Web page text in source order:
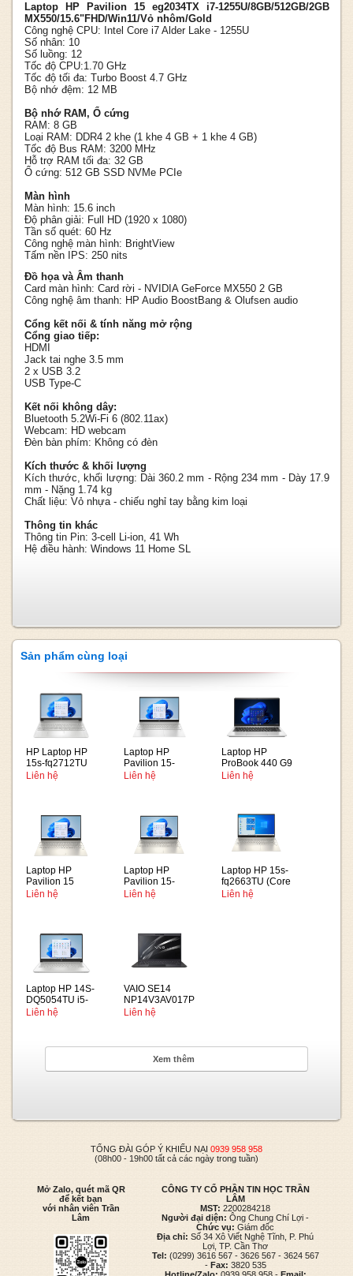
Laptop HP Pavilion 15 eg2034TX i7-1255U/8GB/512GB/2GB
MX550/15.6"FHD/Win11/Vỏ nhôm/Gold
Công nghệ CPU: Intel Core i7 Alder Lake - 1255U
Số nhân: 10
Số luồng: 12
Tốc độ CPU:1.70 GHz
Tốc độ tối đa: Turbo Boost 4.7 GHz
Bộ nhớ đệm: 12 MB
Bộ nhớ RAM, Ổ cứng
RAM: 8 GB
Loại RAM: DDR4 2 khe (1 khe 4 GB + 1 khe 4 GB)
Tốc độ Bus RAM: 3200 MHz
Hỗ trợ RAM tối đa: 32 GB
Ổ cứng: 512 GB SSD NVMe PCIe
Màn hình
Màn hình: 15.6 inch
Độ phân giải: Full HD (1920 x 1080)
Tần số quét: 60 Hz
Công nghệ màn hình: BrightView
Tấm nền IPS: 250 nits
Đồ họa và Âm thanh
Card màn hình: Card rời - NVIDIA GeForce MX550 2 GB
Công nghệ âm thanh: HP Audio BoostBang & Olufsen audio
Cổng kết nối & tính năng mở rộng
Cổng giao tiếp:
HDMI
Jack tai nghe 3.5 mm
2 x USB 3.2
USB Type-C
Kết nối không dây:
Bluetooth 5.2Wi-Fi 6 (802.11ax)
Webcam: HD webcam
Đèn bàn phím: Không có đèn
Kích thước & khối lượng
Kích thước, khối lượng: Dài 360.2 mm - Rộng 234 mm - Dày 17.9
mm - Nặng 1.74 kg
Chất liệu: Vỏ nhựa - chiếu nghỉ tay bằng kim loại
Thông tin khác
Thông tin Pin: 3-cell Li-ion, 41 Wh
Hệ điều hành: Windows 11 Home SL
Sản phẩm cùng loại
HP Laptop HP
15s-fq2712TU
(i3-1115G4/RAM
Liên hệ
Laptop HP
Pavilion 15-
eg2081TU i5-
Liên hệ
Laptop HP
ProBook 440 G9
(6M0X2PA) i5-
Liên hệ
Laptop HP
Pavilion 15
eg2034TX i7-
Liên hệ
Laptop HP
Pavilion 15-
eg2035TX I5
Liên hệ
Laptop HP 15s-
fq2663TU (Core
i3-1115G4 | 4GB
Liên hệ
Laptop HP 14S-
DQ5054TU i5-
1235U | 8GB |
HD | Win 11
Liên hệ
VAIO SE14
NP14V3AV017P
i5 1135G7
Liên hệ
Xem thêm
TỔNG ĐÀI GÓP Ý KHIẾU NẠI 0939 958 958
(08h00 - 19h00 tất cả các ngày trong tuần)
Mở Zalo, quét mã QR
để kết bạn
với nhân viên Trần
Lâm
CÔNG TY CỔ PHẦN TIN HỌC TRẦN
LÂM
MST: 2200284218
Người đại diện: Ông Chung Chí Lợi -
Chức vụ: Giám đốc
Địa chỉ: Số 34 Xô Viết Nghệ Tĩnh, P. Phú
Lợi, TP. Cần Thơ
Tel: (0299) 3616 567 - 3626 567 - 3624 567
- Fax: 3820 535